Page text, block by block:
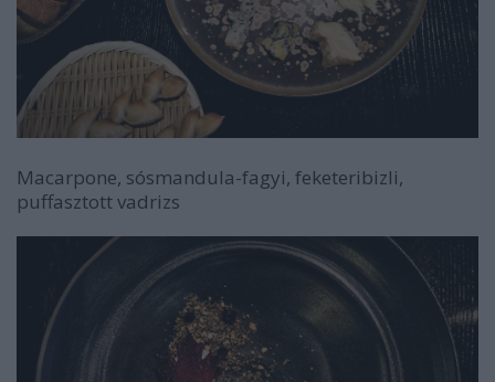
Macarpone, sósmandula-fagyi, feketeribizli,
puffasztott vadrizs